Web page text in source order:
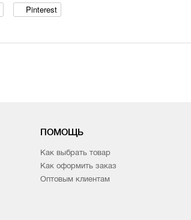
Pinterest
ПОМОЩЬ
Как выбрать товар
Как оформить заказ
Оптовым клиентам